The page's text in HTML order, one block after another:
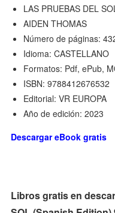
LAS PRUEBAS DEL
AIDEN THOMAS
Número de páginas:
Idioma: CASTELLANO
Formatos: Pdf, ePub,
ISBN: 9788412676532
Editorial: VR EUROPA
Año de edición: 2023
Descargar eBook gratis
Libros gratis en